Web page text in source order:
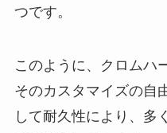
つです。
このように、クロムハ
そのカスタマイズの自
して耐久性により、多